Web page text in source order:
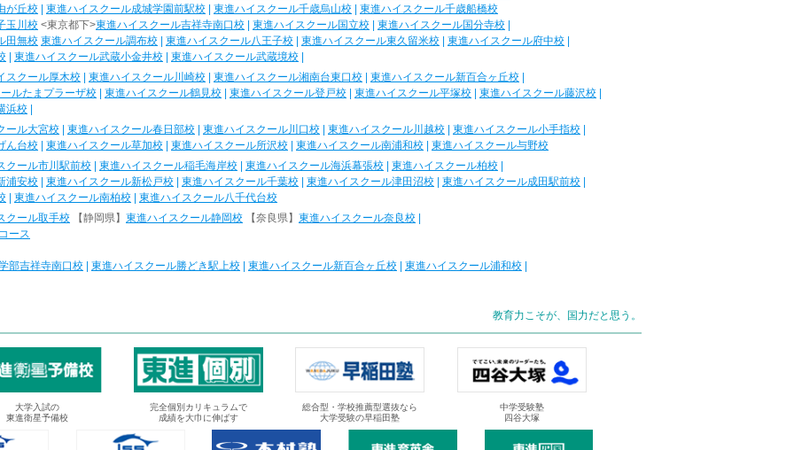
が丘校
東進ハイスクール成城学園前駅校 東進ハイスクール千歳烏山校
東進ハイスクール千歳船橋校
玉川校 <東京都下>東進ハイスクール吉祥寺南口校 東進ハイスクール国立校 東進ハイスクール国分寺校
田無校 東進ハイスクール調布校 東進ハイスクール八王子校 東進ハイスクール東久留米校 東進ハイスクール府中校
東進ハイスクール武蔵小金井校 東進ハイスクール武蔵境校
スクール厚木校
東進ハイスクール川崎校 東進ハイスクール湘南台東口校 東進ハイスクール新百合ヶ丘校
ルたまプラーザ校
東進ハイスクール鶴見校 東進ハイスクール登戸校 東進ハイスクール平塚校 東進ハイスクール藤沢校
浜校
ール大宮校
東進ハイスクール春日部校 東進ハイスクール川口校 東進ハイスクール川越校 東進ハイスクール小手指校
ん台校
東進ハイスクール草加校 東進ハイスクール所沢校 東進ハイスクール南浦和校
東進ハイスクール与野校
クール市川駅前校
東進ハイスクール稲毛海岸校 東進ハイスクール海浜幕張校 東進ハイスクール柏校
浦安校
東進ハイスクール新松戸校 東進ハイスクール千葉校 東進ハイスクール津田沼校 東進ハイスクール成田駅前校
東進ハイスクール南柏校
東進ハイスクール八千代台校
クール取手校
【静岡県】 東進ハイスクール静岡校 【奈良県】 東進ハイスクール奈良校
ース
部吉祥寺南口校 東進ハイスクール勝どき駅上校 東進ハイスクール新百合ヶ丘校 東進ハイスクール浦和校
教育力こそが、国力だと思う。
大学入試の
東進衛星予備校
完全個別カリキュラムで
成績を大巾に伸ばす
総合型・学校推薦型選抜なら
大学受験の早稲田塾
中学受験塾
四谷大塚